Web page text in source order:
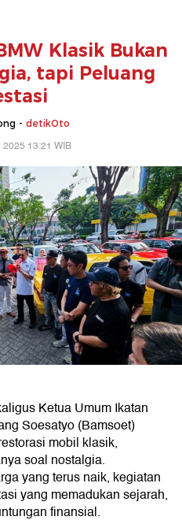
Klasik Bukan
tapi Peluang
- detikOto
13:21 WIB
Ketua Umum Ikatan
Soesatyo (Bamsoet)
mobil klasik,
soal nostalgia.
yang terus naik, kegiatan
yang memadukan sejarah,
finansial.